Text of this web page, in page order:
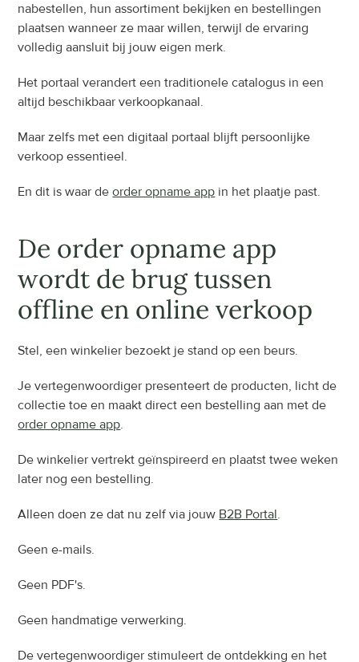
nabestellen, hun assortiment bekijken en bestellingen
plaatsen wanneer ze maar willen, terwijl de ervaring
volledig aansluit bij jouw eigen merk.
Het portaal verandert een traditionele catalogus in een
altijd beschikbaar verkoopkanaal.
Maar zelfs met een digitaal portaal blijft persoonlijke
verkoop essentieel.
En dit is waar de order opname app in het plaatje past.
De order opname app
wordt de brug tussen
offline en online verkoop
Stel, een winkelier bezoekt je stand op een beurs.
Je vertegenwoordiger presenteert de producten, licht de
order opname app.
De winkelier vertrekt geïnspireerd en plaatst twee weken
later nog een bestelling.
Alleen doen ze dat nu zelf via jouw B2B Portal.
Geen e-mails.
Geen PDF's.
Geen handmatige verwerking.
De vertegenwoordiger stimuleert de ontdekking en het